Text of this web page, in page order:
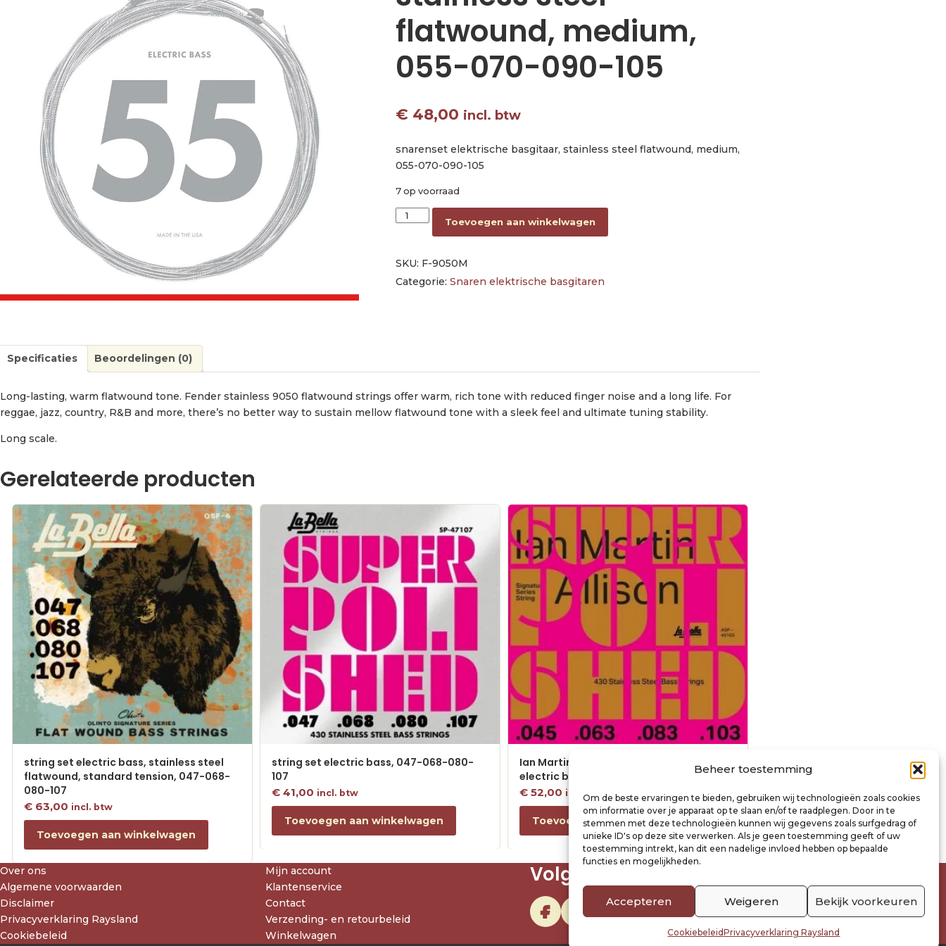
Beheer toestemming
Om de beste ervaringen te bieden, gebruiken wij technologieën zoals cookies
om informatie over je apparaat op te slaan en/of te raadplegen. Door in te
stemmen met deze technologieën kunnen wij gegevens zoals surfgedrag of
unieke ID's op deze site verwerken. Als je geen toestemming geeft of uw
toestemming intrekt, kan dit een nadelige invloed hebben op bepaalde
functies en mogelijkheden.
Accepteren Weigeren Bekijk voorkeuren
CookiebeleidPrivacyverklaring Raysland
flatwound, medium,
055-070-090-105
€ 48,00 incl. btw
snarenset elektrische basgitaar, stainless steel flatwound, medium,
055-070-090-105
7 op voorraad
string set electric bass, stainless steel flatwound, medium, 055-070-090-105 aantal
Toevoegen aan winkelwagen
SKU: F-9050M
Categorie: Snaren elektrische basgitaren
Specificaties Beoordelingen (0)
Long-lasting, warm flatwound tone. Fender stainless 9050 flatwound strings offer warm, rich tone with reduced finger noise and a long life. For
reggae, jazz, country, R&B and more, there’s no better way to sustain mellow flatwound tone with a sleek feel and ultimate tuning stability.
Long scale.
Gerelateerde producten
string set electric bass, stainless steel
flatwound, standard tension, 047-068-
080-107
€ 63,00 incl. btw
Toevoegen aan winkelwagen
string set electric bass, 047-068-080-
107
€ 41,00 incl. btw
Toevoegen aan winkelwagen
Ian Martin Allison Signature string set
electric bass, 045-063-083-103
€52,00 incl. btw
Toevoegen aan winkelwagen
Over ons
Algemene voorwaarden
Disclaimer
Privacyverklaring Raysland
Cookiebeleid
Mijn account
Klantenservice
Contact
Verzending- en retourbeleid
Winkelwagen
Volg ons